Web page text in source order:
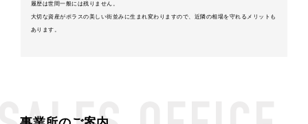
履歴は世間一般には残りません。
大切な資産がポラスの美しい街並みに生まれ変わりますので、近隣の相場を守れるメリットも
あります。